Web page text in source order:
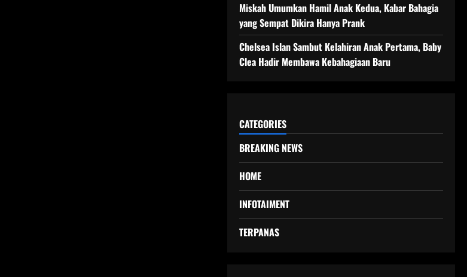
Miskah Umumkan Hamil Anak Kedua, Kabar Bahagia
yang Sempat Dikira Hanya Prank
Chelsea Islan Sambut Kelahiran Anak Pertama, Baby
Clea Hadir Membawa Kebahagiaan Baru
CATEGORIES
BREAKING NEWS
HOME
INFOTAIMENT
TERPANAS